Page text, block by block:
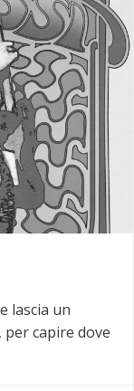
lascia un
capire dove